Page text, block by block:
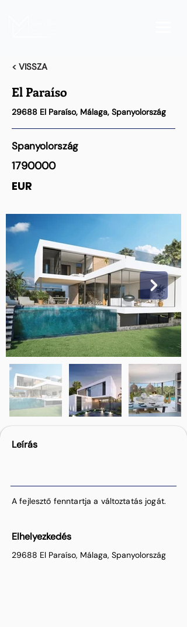
< VISSZA
El Paraíso
29688 El Paraíso, Málaga, Spanyolország
Spanyolország
1790000
EUR
Leírás
A fejlesztő fenntartja a változtatás jogát.
Elhelyezkedés
29688 El Paraíso, Málaga, Spanyolország